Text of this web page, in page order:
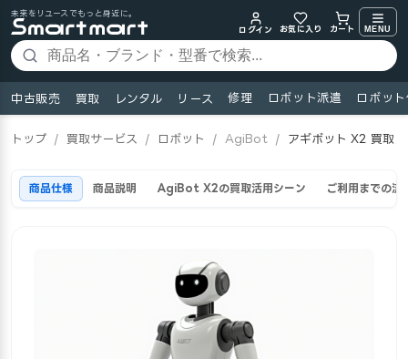
未来をリユースでもっと身近に。
ログイン
お気に入り カート MENU
中古販売 買取 レンタル リース 修理 ロボット派遣 ロボッ
トップ / 買取サービス / ロボット / AgiBot / アギボット X2 買取
商品仕様 商品説明 AgiBot X2の買取活用シーン ご利用までの流